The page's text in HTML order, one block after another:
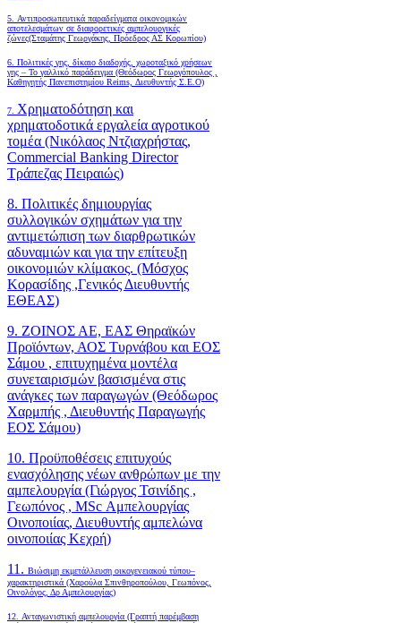
5. Αντιπροσωπευτικά παραδείγματα οικονομικών
αποτελεσμάτων σε διαφορετικές αμπελουργικές
ζώνες(Σταμάτης Γεωργάκης, Πρόεδρος ΑΣ Κορωπίου)
6. Πολιτικές γης, δίκαιο διαδοχής, χωροταξικό χρήσεων
γης – Το γαλλικό παράδειγμα (Θεόδωρος Γεωργόπουλος ,
Καθηγητής Πανεπιστημίου Reims, Διευθυντής Σ.Ε.Ο)
7. Χρηματοδότηση και
χρηματοδοτικά εργαλεία αγροτικού
τομέα (Νικόλαος Ντζιαχρήστας,
Commercial Banking Director
Τράπεζας Πειραιώς)
8. Πολιτικές δημιουργίας
συλλογικών σχημάτων για την
αντιμετώπιση των διαρθρωτικών
αδυναμιών και για την επίτευξη
οικονομιών κλίμακος. (Μόσχος
Κορασίδης ,Γενικός Διευθυντής
ΕΘΕΑΣ)
9. ΖΟΙΝΟΣ ΑΕ, ΕΑΣ Θηραϊκών
Προϊόντων, ΑΟΣ Τυρνάβου και ΕΟΣ
Σάμου , επιτυχημένα μοντέλα
συνεταιρισμών βασισμένα στις
ανάγκες των παραγωγών (Θεόδωρος
Χαρμπής , Διευθυντής Παραγωγής
ΕΟΣ Σάμου)
10. Προϋποθέσεις επιτυχούς
ενασχόλησης νέων ανθρώπων με την
αμπελουργία (Γιώργος Τσινίδης ,
Γεωπόνος , MSc Αμπελουργίας
Οινοποιίας, Διευθυντής αμπελώνα
οινοποιίας Κεχρή)
11. Βιώσιμη εκμετάλλευση οικογενειακού τύπου–
χαρακτηριστικά (Χαρούλα Σπινθηροπούλου, Γεωπόνος,
Οινολόγος, Δρ Αμπελουργίας)
12. Ανταγωνιστική αμπελουργία (Γραπτή παρέμβαση